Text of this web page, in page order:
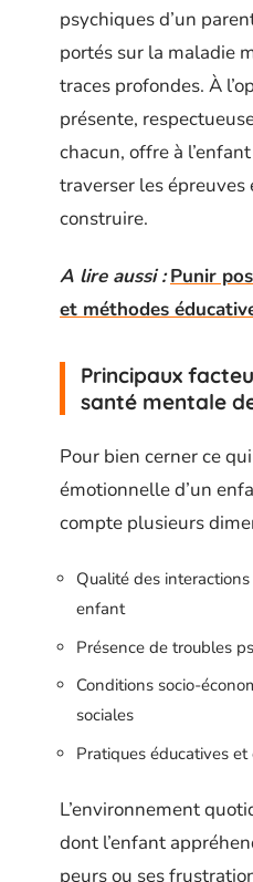
psychiques d’un
portés sur la maladie
traces profondes. À
présente,
chacun, offre à
traverser les épreuves
construire.
A lire aussi : Punir
et méthodes
Principaux
santé mentale
Pour bien cerner ce
émotionnelle d’un
compte plusieurs
Qualité des
enfant
Présence de troubles
Conditions socio-
sociales
Pratiques éducatives
L’environnement
dont l’enfant
peurs ou ses